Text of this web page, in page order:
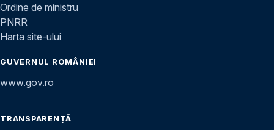
Ordine de ministru
PNRR
Harta site-ului
GUVERNUL ROMÂNIEI
www.gov.ro
TRANSPARENȚĂ